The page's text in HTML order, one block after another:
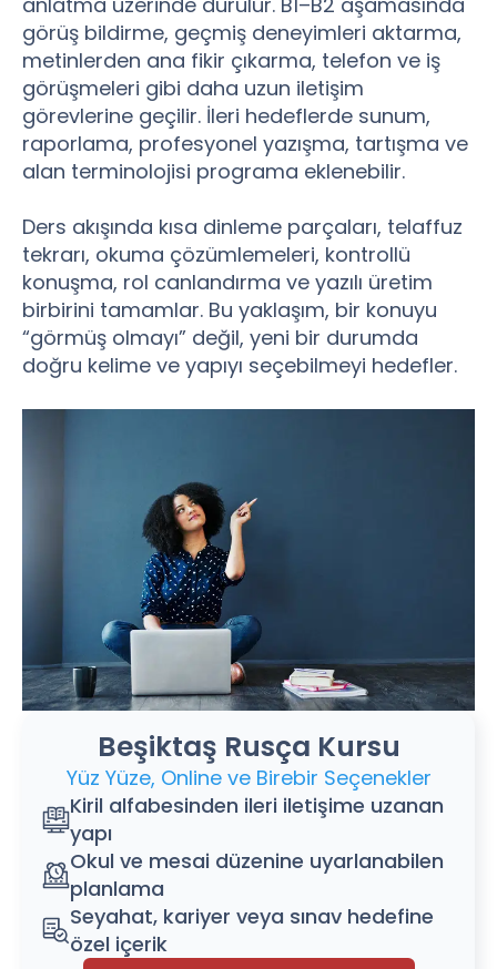
görüş bildirme, geçmiş deneyimleri aktarma,
metinlerden ana fikir çıkarma, telefon ve iş
görüşmeleri gibi daha uzun iletişim
görevlerine geçilir. İleri hedeflerde sunum,
raporlama, profesyonel yazışma, tartışma ve
alan terminolojisi programa eklenebilir.
Ders akışında kısa dinleme parçaları, telaffuz
tekrarı, okuma çözümlemeleri, kontrollü
konuşma, rol canlandırma ve yazılı üretim
birbirini tamamlar. Bu yaklaşım, bir konuyu
“görmüş olmayı” değil, yeni bir durumda
doğru kelime ve yapıyı seçebilmeyi hedefler.
Beşiktaş Rusça Kursu
Yüz Yüze, Online ve Birebir Seçenekler
Kiril alfabesinden ileri iletişime uzanan
yapı
Okul ve mesai düzenine uyarlanabilen
planlama
Seyahat, kariyer veya sınav hedefine
özel içerik